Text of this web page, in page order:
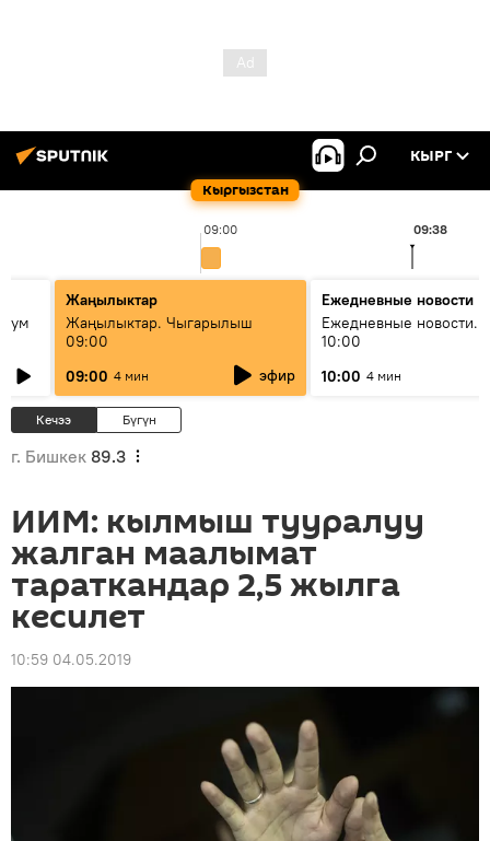
Кыргызстан
КЫРГ
09:00 09:38
Жаңылыктар
Жаңылыктар. Чыгарылыш
09:00
09:00 4 мин эфир
Ежедневные новости
Ежедневные новости.
10:00
10:00 4 мин
Кечээ Бүгүн
г. Бишкек 89.3
ИИМ: кылмыш тууралуу
жалган маалымат
тараткандар 2,5 жылга
кесилет
10:59 04.05.2019